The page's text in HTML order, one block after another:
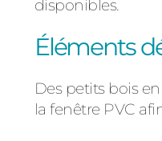
disponibles.
Éléments
Des petits bois
la fenêtre PVC